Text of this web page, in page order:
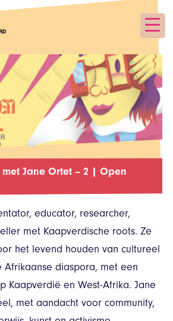
met Jane Ortet – 2 | Open
educator, researcher,
met Kaapverdische roots. Ze
het levend houden van cultureel
diaspora, met een
Kaapverdië en West-Afrika. Jane
met aandacht voor community,